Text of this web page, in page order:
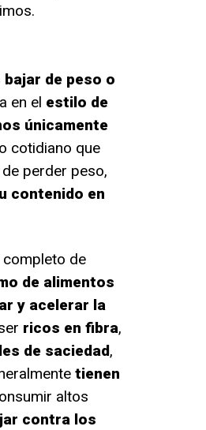
de peso o
en el estilo de
únicamente
cotidiano que
perder peso,
contenido en
de
de alimentos
y acelerar la
ricos en fibra,
de saciedad,
tienen
altos
contra los